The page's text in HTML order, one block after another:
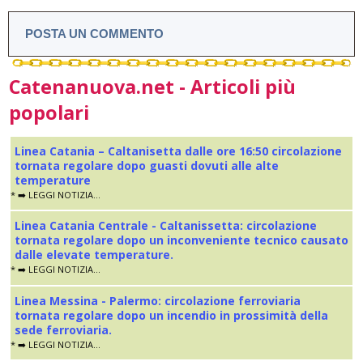
POSTA UN COMMENTO
Catenanuova.net - Articoli più
popolari
Linea Catania – Caltanisetta dalle ore 16:50 circolazione
tornata regolare dopo guasti dovuti alle alte
temperature
* ➡️ LEGGI NOTIZIA...
Linea Catania Centrale - Caltanissetta: circolazione
tornata regolare dopo un inconveniente tecnico causato
dalle elevate temperature.
* ➡️ LEGGI NOTIZIA...
Linea Messina - Palermo: circolazione ferroviaria
tornata regolare dopo un incendio in prossimità della
sede ferroviaria.
* ➡️ LEGGI NOTIZIA...